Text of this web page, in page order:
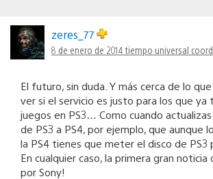
zeres_77
8 de enero de 2014 tiempo universal
El futuro, sin duda. Y más cerca de lo
ver si el servicio es justo para los que ya
juegos en PS3… Como cuando
de PS3 a PS4, por ejemplo, que aunque
la PS4 tienes que meter el disco de PS3
En cualquier caso, la primera gran noticia
por Sony!